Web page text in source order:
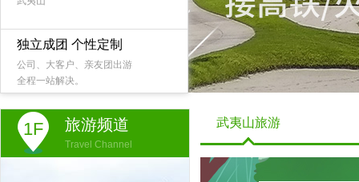
独立成团 个性定制
公司、大客户、亲友团出游
全程一站解决。
1F 旅游频道
Travel Channel
武夷山旅游